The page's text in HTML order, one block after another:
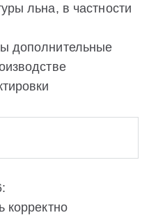
льна, в частности
дополнительные
корректно